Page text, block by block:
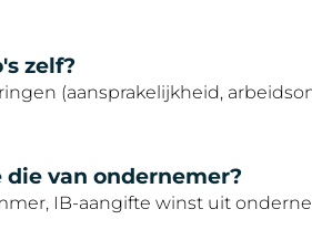
zelf?
(aansprakelijkheid,
die van ondernemer?
IB-aangifte winst uit